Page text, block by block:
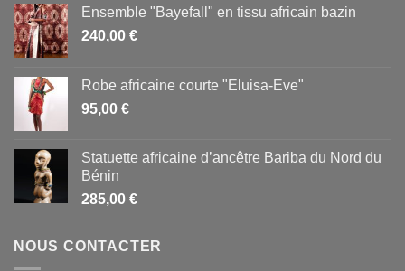
Ensemble "Bayefall" en tissu africain bazin
240,00 €
Robe africaine courte "Eluisa-Eve"
95,00 €
Statuette africaine d’ancêtre Bariba du Nord du
Bénin
285,00 €
NOUS CONTACTER